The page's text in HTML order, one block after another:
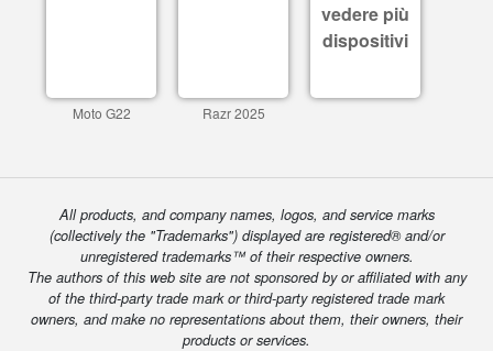
Moto G22 Razr 2025
vedere più
dispositivi
All products, and company names, logos, and service marks
(collectively the "Trademarks") displayed are registered® and/or
unregistered trademarks™ of their respective owners.
The authors of this web site are not sponsored by or affiliated with any
of the third-party trade mark or third-party registered trade mark
owners, and make no representations about them, their owners, their
products or services.